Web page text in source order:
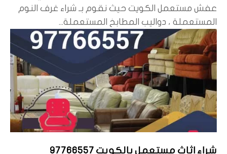
عفش مستعمل الكويت حيث نقوم بـ شراء غرف النوم
المستعملة ، دواليب المطابخ المستعملة...
شراء اثاث مستعمل بالكويت 97766557